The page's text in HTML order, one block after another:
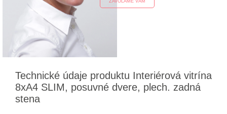
ZAVOLÁME VÁM
Technické údaje produktu Interiérová vitrína
8xA4 SLIM, posuvné dvere, plech. zadná
stena